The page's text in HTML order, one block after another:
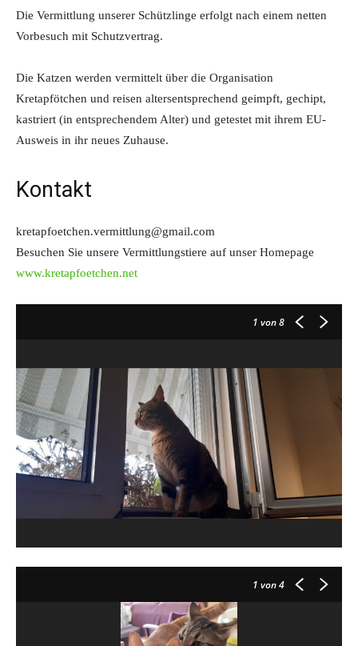
Die Vermittlung unserer Schützlinge erfolgt nach einem netten
Vorbesuch mit Schutzvertrag.
Die Katzen werden vermittelt über die Organisation
Kretapfötchen und reisen altersentsprechend geimpft, gechipt,
kastriert (in entsprechendem Alter) und getestet mit ihrem EU-
Ausweis in ihr neues Zuhause.
Kontakt
kretapfoetchen.vermittlung@gmail.com
Besuchen Sie unsere Vermittlungstiere auf unser Homepage
www.kretapfoetchen.net
1 von 8
1 von 4